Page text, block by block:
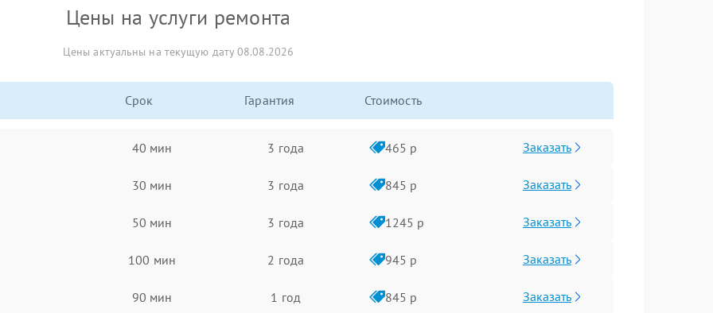
Цены на услуги ремонта
Цены актуальны на текущую дату 08.08.2026
Срок Гарантия Стоимость
40 мин 3 года 465 р Заказать
30 мин 3 года 845 р Заказать
50 мин 3 года 1245 р Заказать
100 мин 2 года 945 р Заказать
90 мин 1 год 845 р Заказать